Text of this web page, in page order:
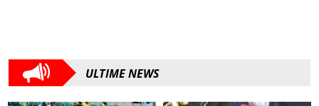
ULTIME NEWS